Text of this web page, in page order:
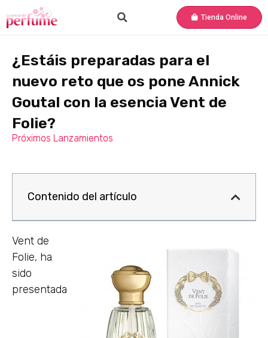
Tienda Online
¿Estáis preparadas para el
nuevo reto que os pone Annick
Goutal con la esencia Vent de
Folie?
Próximos Lanzamientos
Contenido del artículo
Vent de
Folie, ha
sido
presentada